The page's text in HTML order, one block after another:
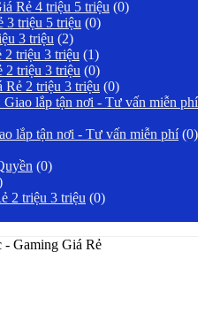
Rẻ 4 triệu 5 triệu (0)
3 triệu 5 triệu (0)
3 triệu (2)
triệu 3 triệu (1)
2 triệu 3 triệu (0)
2 triệu 3 triệu (0)
lắp tận nơi - Tư vấn miễn phí
lắp tận nơi - Tư vấn miễn phí (0)
(0)
2 triệu 3 triệu (0)
Gaming Giá Rẻ